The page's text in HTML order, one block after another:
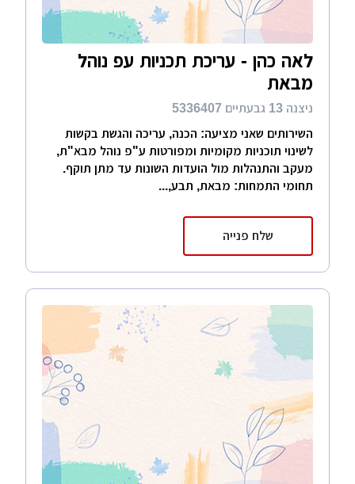
לאה כהן - עריכת תכניות עפ נוהל
מבאת
ניצנה 13 גבעתיים 5336407
השירותים שאני מציעה: הכנה, עריכה והגשת בקשות
לשינוי תוכניות מקומיות ומפורטות ע"פ נוהל מבא"ת,
מעקב והתנהלות מול הועדות השונות עד מתן תוקף.
תחומי התמחות: מבאת, תבע,...
שלח פנייה